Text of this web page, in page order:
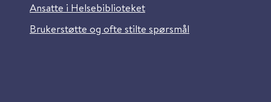
Ansatte i Helsebiblioteket
Brukerstøtte og ofte stilte spørsmål